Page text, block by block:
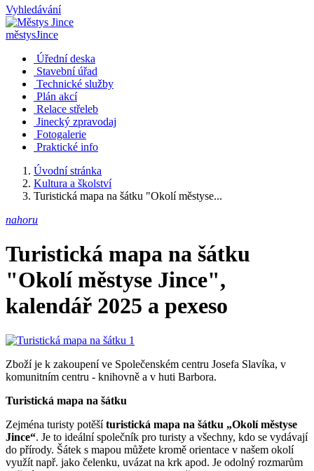
Vyhledávání
městysJince
Úřední deska
Stavební úřad
Technické služby
Plán akcí
Relace střeleb
Jinecký zpravodaj
Fotogalerie
Praktické info
Úvodní stránka
Kultura a školství
Turistická mapa na šátku "Okolí městyse...
nahoru
Turistická mapa na šátku
"Okolí městyse Jince",
kalendář 2025 a pexeso
Zboží je k zakoupení ve Společenském centru Josefa Slavíka, v
komunitním centru - knihovně a v huti Barbora.
Turistická mapa na šátku
Zejména turisty potěšíturistická mapa na šátku „Okolí městyse
Jince“. Je to ideální společník pro turisty a všechny, kdo se vydávají
do přírody. Šátek s mapou můžete kromě orientace v našem okolí
využít např. jako čelenku, uvázat na krk apod. Je odolný rozmarům